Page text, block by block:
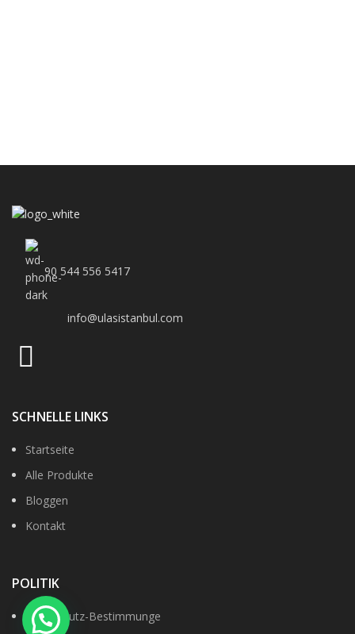
90 544 556 5417
info@ulasistanbul.com
SCHNELLE LINKS
Startseite
Alle Produkte
Bloggen
Kontakt
POLITIK
Datenshutz-Bestimmunge